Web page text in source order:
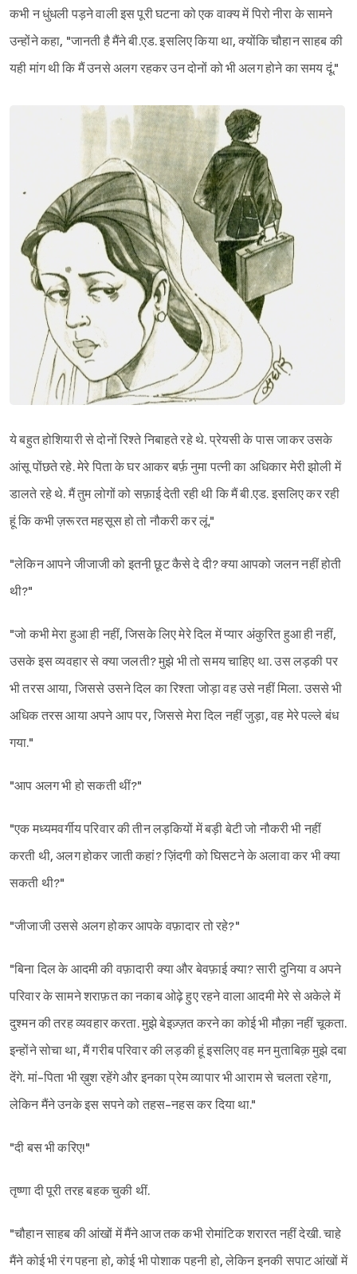
कभी न धुंधली पड़ने वाली इस पूरी घटना को एक वाक्य में पिरो नीरा के सामने
उन्होंने कहा, "जानती है मैंने बी.एड. इसलिए किया था, क्योंकि चौहान साहब की
यही मांग थी कि मैं उनसे अलग रहकर उन दोनों को भी अलग होने का समय दूं."
ये बहुत होशियारी से दोनों रिश्ते निबाहते रहे थे. प्रेयसी के पास जाकर उसके
आंसू पोंछते रहे. मेरे पिता के घर आकर बर्फ़ नुमा पत्नी का अधिकार मेरी झोली में
डालते रहे थे. मैं तुम लोगों को सफ़ाई देती रही थी कि मैं बी.एड. इसलिए कर रही
हूं कि कभी ज़रूरत महसूस हो तो नौकरी कर लूं."
"लेकिन आपने जीजाजी को इतनी छूट कैसे दे दी? क्या आपको जलन नहीं होती
थी?"
"जो कभी मेरा हुआ ही नहीं, जिसके लिए मेरे दिल में प्यार अंकुरित हुआ ही नहीं,
उसके इस व्यवहार से क्या जलती? मुझे भी तो समय चाहिए था. उस लड़की पर
भी तरस आया, जिससे उसने दिल का रिश्ता जोड़ा वह उसे नहीं मिला. उससे भी
अधिक तरस आया अपने आप पर, जिससे मेरा दिल नहीं जुड़ा, वह मेरे पल्ले बंध
गया."
"आप अलग भी हो सकती थीं?"
"एक मध्यमवर्गीय परिवार की तीन लड़कियों में बड़ी बेटी जो नौकरी भी नहीं
करती थी, अलग होकर जाती कहां? ज़िंदगी को घिसटने के अलावा कर भी क्या
सकती थी?"
"जीजाजी उससे अलग होकर आपके वफ़ादार तो रहे?"
"बिना दिल के आदमी की वफ़ादारी क्या और बेवफ़ाई क्या? सारी दुनिया व अपने
परिवार के सामने शराफ़त का नकाब ओढ़े हुए रहने वाला आदमी मेरे से अकेले में
दुश्मन की तरह व्यवहार करता. मुझे बेइज़्ज़त करने का कोई भी मौक़ा नहीं चूकता.
इन्होंने सोचा था, मैं गरीब परिवार की लड़की हूं इसलिए वह मन मुताबिक़ मुझे दबा
देंगे. मां-पिता भी ख़ुश रहेंगे और इनका प्रेम व्यापार भी आराम से चलता रहेगा,
लेकिन मैंने उनके इस सपने को तहस-नहस कर दिया था."
"दी बस भी करिए!"
तृष्णा दी पूरी तरह बहक चुकी थीं.
"चौहान साहब की आंखों में मैंने आज तक कभी रोमांटिक शरारत नहीं देखी. चाहे
मैंने कोई भी रंग पहना हो, कोई भी पोशाक पहनी हो, लेकिन इनकी सपाट आंखों में